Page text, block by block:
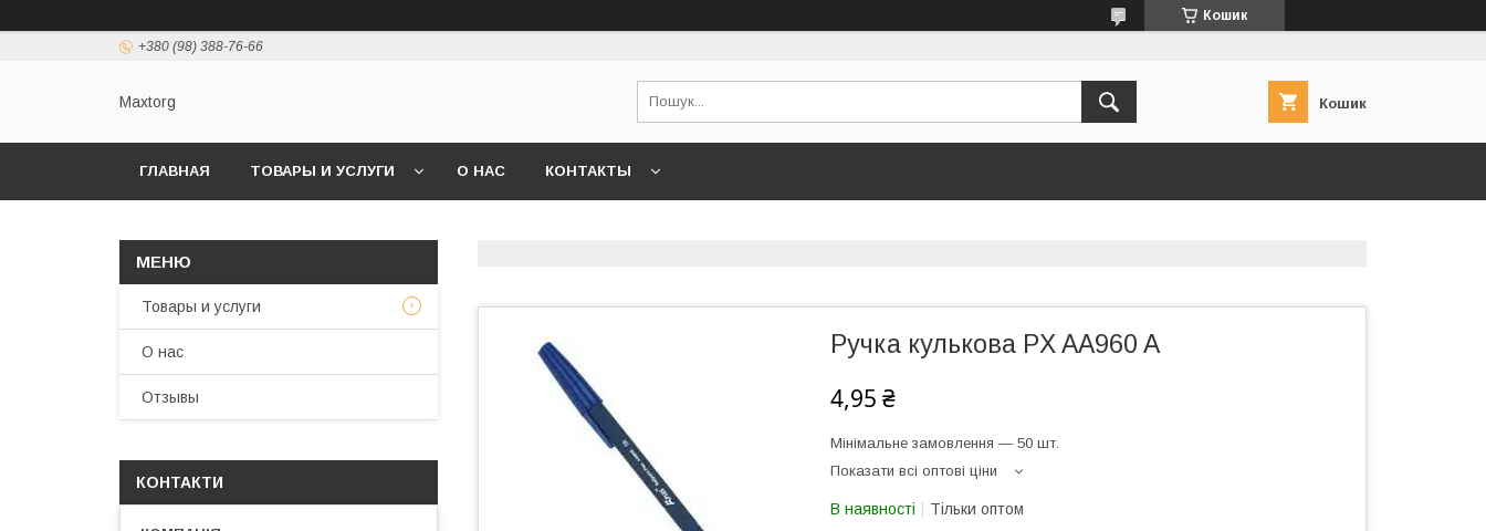
Кошик
+380 (98) 388-76-66
Maxtorg Кошик
ГЛАВНАЯ ТОВАРЫ И УСЛУГИ О НАС КОНТАКТЫ
Ручка кулькова PX AA960 A
4,95 ₴
Мінімальне замовлення — 50 шт.
Показати всі оптові ціни
В наявності Тільки оптом
Товары и услуги
О нас
Отзывы
КОНТАКТИ